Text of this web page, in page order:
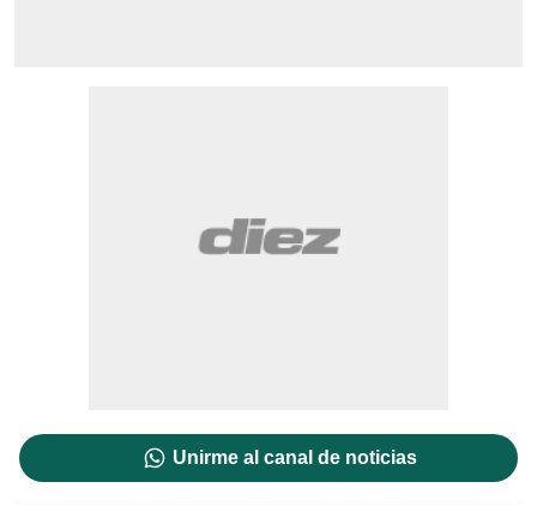
Unirme al canal de noticias